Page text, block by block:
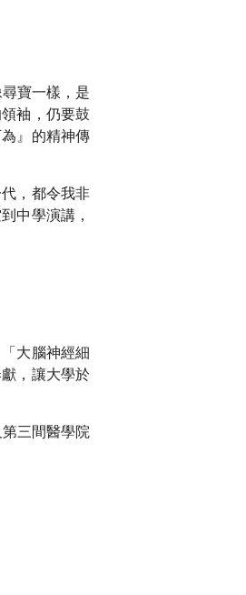
寶一樣，是
袖，仍要鼓
』的精神傳
，都令我非
中學演講，
大腦神經細
，讓大學於
三間醫學院